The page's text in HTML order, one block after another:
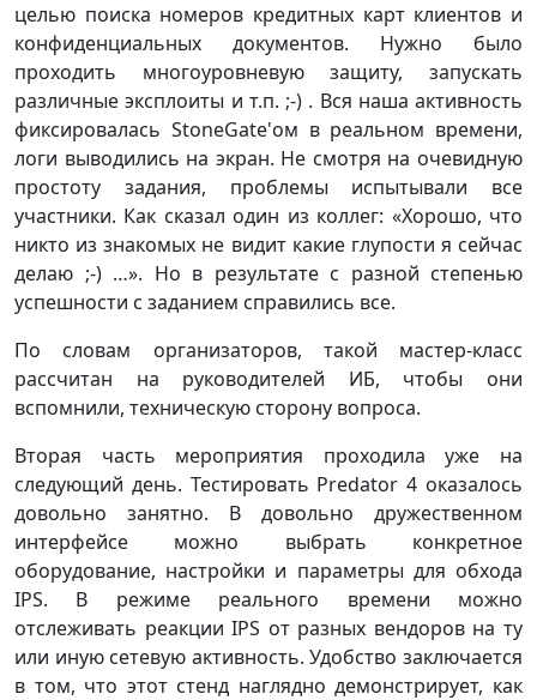
целью поиска номеров кредитных карт клиентов и
конфиденциальных документов. Нужно было
проходить многоуровневую защиту, запускать
различные эксплоиты и т.п. ;-) . Вся наша активность
фиксировалась StoneGate'ом в реальном времени,
логи выводились на экран. Не смотря на очевидную
простоту задания, проблемы испытывали все
участники. Как сказал один из коллег: «Хорошо, что
никто из знакомых не видит какие глупости я сейчас
делаю ;-) …». Но в результате с разной степенью
успешности с заданием справились все.
По словам организаторов, такой мастер-класс
рассчитан на руководителей ИБ, чтобы они
вспомнили, техническую сторону вопроса.
Вторая часть мероприятия проходила уже на
следующий день. Тестировать Predator 4 оказалось
довольно занятно. В довольно дружественном
интерфейсе можно выбрать конкретное
оборудование, настройки и параметры для обхода
IPS. В режиме реального времени можно
отслеживать реакции IPS от разных вендоров на ту
или иную сетевую активность. Удобство заключается
в том, что этот стенд наглядно демонстрирует, как